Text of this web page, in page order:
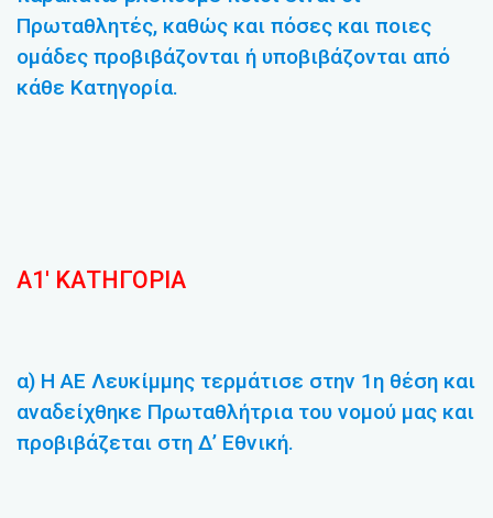
Πρωταθλητές, καθώς και πόσες και ποιες
ομάδες προβιβάζονται ή υποβιβάζονται από
κάθε Κατηγορία.
Α1′ ΚΑΤΗΓΟΡΙΑ
α) Η ΑΕ Λευκίμμης τερμάτισε στην 1η θέση και
αναδείχθηκε Πρωταθλήτρια του νομού μας και
προβιβάζεται στη Δ’ Εθνική.